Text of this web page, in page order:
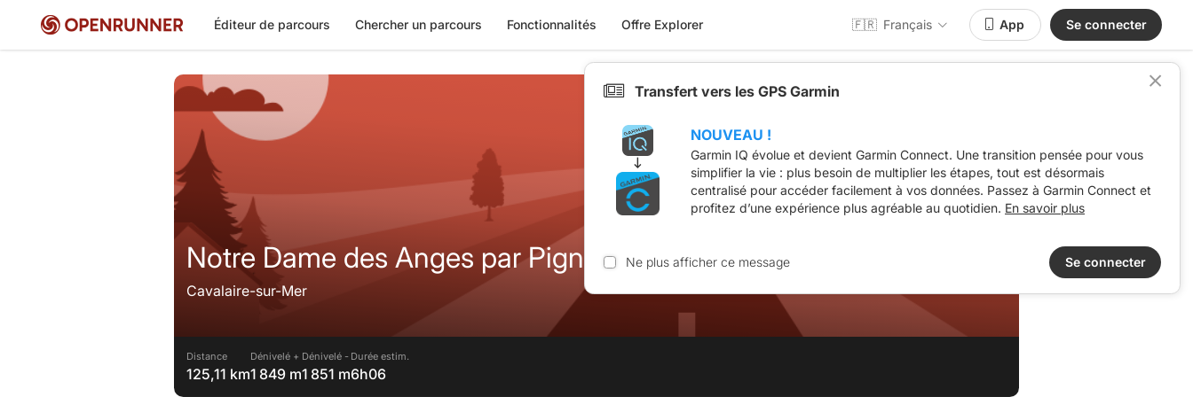
Éditeur de parcours Chercher un parcours Fonctionnalités Offre Explorer 🇫🇷 Français App Se connecter
Notre Dame des Anges par Pignans
Cavalaire-sur-Mer
Distance
125,11 km
Dénivelé +
1 849 m
Dénivelé -
1 851 m
Durée estim.
6h06
Transfert vers les GPS Garmin
NOUVEAU !
Garmin IQ évolue et devient Garmin Connect. Une transition pensée pour vous
simplifier la vie : plus besoin de multiplier les étapes, tout est désormais
centralisé pour accéder facilement à vos données. Passez à Garmin Connect et
profitez d’une expérience plus agréable au quotidien. En savoir plus
Ne plus afficher ce message Se connecter